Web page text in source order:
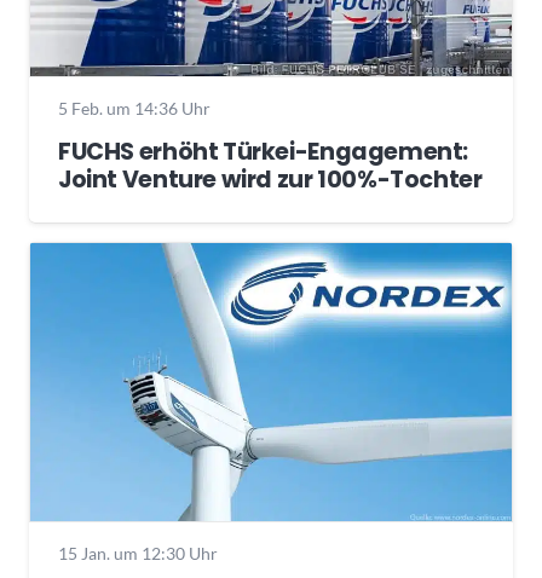
5 Feb. um 14:36 Uhr
FUCHS erhöht Türkei-Engagement:
Joint Venture wird zur 100%-Tochter
15 Jan. um 12:30 Uhr